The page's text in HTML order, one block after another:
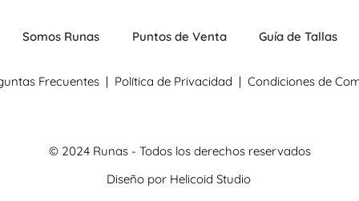
Somos Runas Puntos de Venta Guía de Tallas
Frecuentes | Política de Privacidad | Condiciones de
© 2024 Runas - Todos los derechos reservados
Diseño por Helicoid Studio